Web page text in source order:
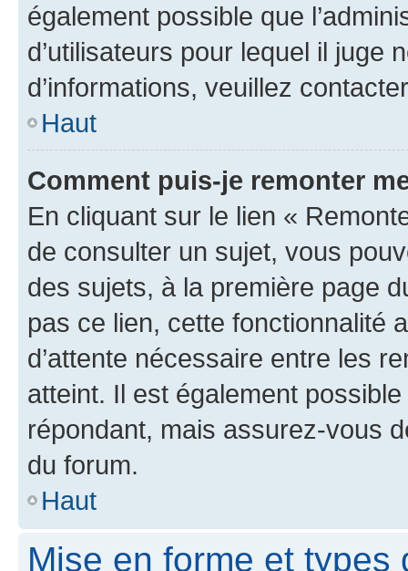
également possible que
d’utilisateurs pour lequel il juge
d’informations, veuillez
Haut
Comment puis-je remonter
En cliquant sur le lien «
de consulter un sujet, vous
des sujets, à la première page
pas ce lien, cette fonctionnalité
d’attente nécessaire entre les
atteint. Il est également
répondant, mais assurez-vous
du forum.
Haut
Mise en forme et types